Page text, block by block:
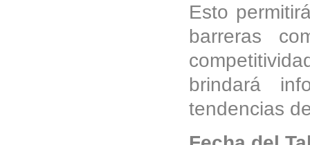
Esto
barreras
brindará
tendencias